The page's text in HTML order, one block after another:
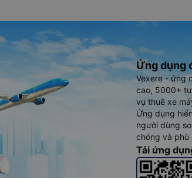
Ứng dụng
Vexere - ứng
cao, 5000+
vụ thuê xe
Ứng dụng
người dùng
chóng và phù
Tải ứng